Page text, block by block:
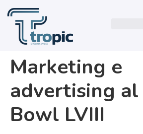
Marketing e
advertising al
Bowl LVIII